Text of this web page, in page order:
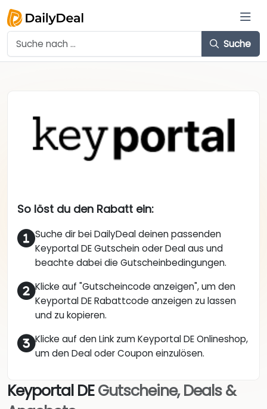
Suche
So löst du den Rabatt ein:
Suche dir bei DailyDeal deinen passenden
Keyportal DE Gutschein oder Deal aus und
beachte dabei die Gutscheinbedingungen.
Klicke auf "Gutscheincode anzeigen", um den
Keyportal DE Rabattcode anzeigen zu lassen
und zu kopieren.
Klicke auf den Link zum Keyportal DE Onlineshop,
um den Deal oder Coupon einzulösen.
Keyportal DEGutscheine, Deals &